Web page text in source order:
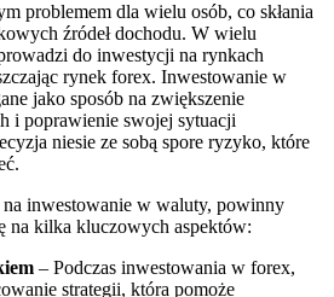
problemem dla wielu osób, co skłania
źródeł dochodu. W wielu
do inwestycji na rynkach
rynek forex. Inwestowanie w
jako sposób na zwiększenie
i poprawienie swojej sytuacji
niesie ze sobą spore ryzyko, które
na inwestowanie w waluty, powinny
na kilka kluczowych aspektów:
– Podczas inwestowania w forex,
strategii, która pomoże